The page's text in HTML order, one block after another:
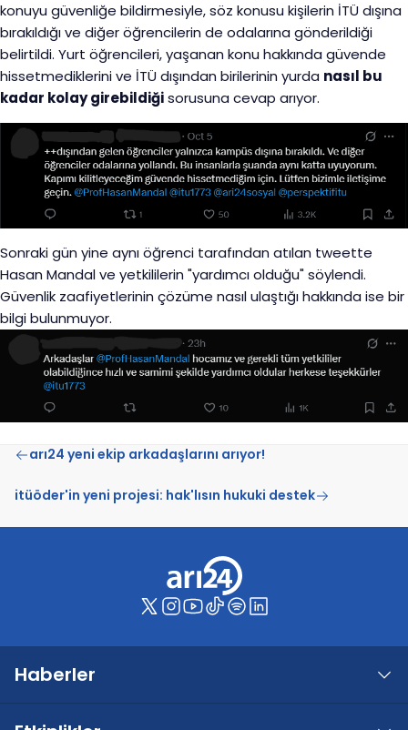
konuyu güvenliğe bildirmesiyle, söz konusu kişilerin İTÜ dışına
bırakıldığı ve diğer öğrencilerin de odalarına gönderildiği
belirtildi. Yurt öğrencileri, yaşanan konu hakkında güvende
hissetmediklerini ve İTÜ dışından birilerinin yurda nasıl bu
kadar kolay girebildiğisorusuna cevap arıyor.
Sonraki gün yine aynı öğrenci tarafından atılan tweette
Hasan Mandal ve yetkililerin "yardımcı olduğu" söylendi.
Güvenlik zaafiyetlerinin çözüme nasıl ulaştığı hakkında ise bir
bilgi bulunmuyor.
arı24 yeni ekip arkadaşlarını arıyor!
itüöder'in yeni projesi: hak'lısın hukuki destek
Haberler